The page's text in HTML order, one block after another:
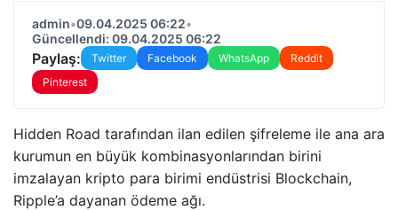
admin•09.04.2025 06:22•
Güncellendi: 09.04.2025 06:22
Paylaş: Twitter Facebook WhatsApp
Reddit
Pinterest
Hidden Road tarafından ilan edilen şifreleme ile ana ara
kurumun en büyük kombinasyonlarından birini
imzalayan kripto para birimi endüstrisi Blockchain,
Ripple’a dayanan ödeme ağı.